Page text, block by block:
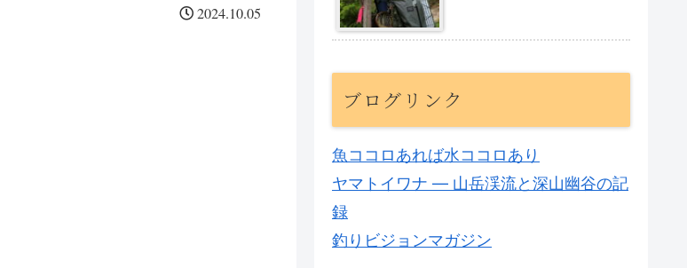
2024.10.05
ブログリンク
魚ココロあれば水ココロあり
ヤマトイワナ — 山岳渓流と深山幽谷の記
録
釣りビジョンマガジン